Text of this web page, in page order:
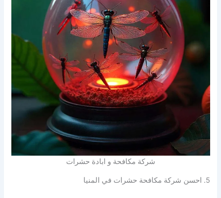
شركة مكافحة و ابادة حشرات
5. احسن شركة مكافحة حشرات في المنيا